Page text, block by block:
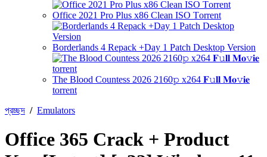
Office 2021 Pro Plus x86 Clean ISO Tоrrеnt
Borderlands 4 Repack +Day 1 Patch Desktop Version
The Blood Countess 2026 2160𝚙 x264 𝐅𝚞𝐥𝐥 𝐌𝐨𝚟𝐢𝐞
torrent
প্রচ্ছদ / Emulators
Office 365 Crack + Product